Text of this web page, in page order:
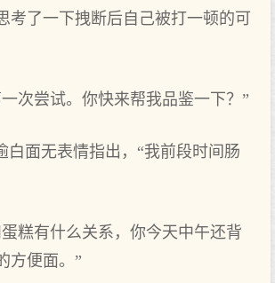
考了一下拽断后自己被打一顿的可
次尝试。你快来帮我品鉴一下？”
面无表情指出，“我前段时间肠
糕有什么关系，你今天中午还背
方便面。”